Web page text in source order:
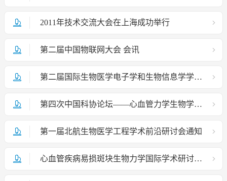
2011年技术交流大会在上海成功举行
第二届中国物联网大会 会讯
第二届国际生物医学电子学和生物信息学学术会议
第四次中国科协论坛——心血管力学生物学前沿问题研讨会在京召开
第一届北航生物医学工程学术前沿研讨会通知
心血管疾病易损斑块生物力学国际学术研讨会会议通知